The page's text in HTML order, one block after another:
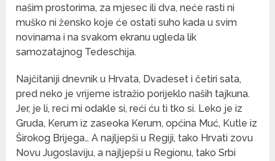
našim prostorima, za mjesec ili dva, neće rasti ni
muško ni žensko koje će ostati suho kada u svim
novinama i na svakom ekranu ugleda lik
samozatajnog Tedeschija.
Najčitaniji dnevnik u Hrvata, Dvadeset i četiri sata,
pred neko je vrijeme istražio porijeklo naših tajkuna.
Jer, je li, reci mi odakle si, reći ću ti tko si. Leko je iz
Gruda, Kerum iz zaseoka Kerum, općina Muć, Kutle iz
Širokog Brijega… A najljepši u Regiji, tako Hrvati zovu
Novu Jugoslaviju, a najljepši u Regionu, tako Srbi